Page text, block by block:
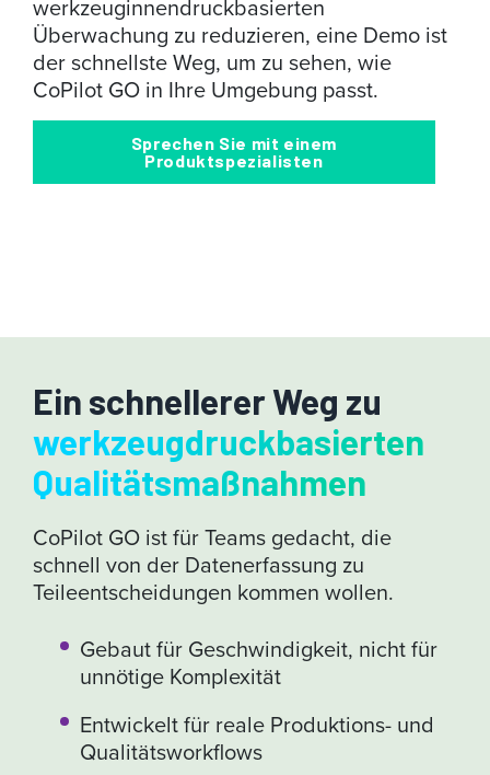
werkzeuginnendruckbasierten
Überwachung zu reduzieren, eine Demo ist
der schnellste Weg, um zu sehen, wie
CoPilot GO in Ihre Umgebung passt.
Sprechen Sie mit einem
Produktspezialisten
Ein schnellerer Weg zu
werkzeugdruckbasierten
Qualitätsmaßnahmen
CoPilot GO ist für Teams gedacht, die
schnell von der Datenerfassung zu
Teileentscheidungen kommen wollen.
Gebaut für Geschwindigkeit, nicht für
unnötige Komplexität
Entwickelt für reale Produktions- und
Qualitätsworkflows